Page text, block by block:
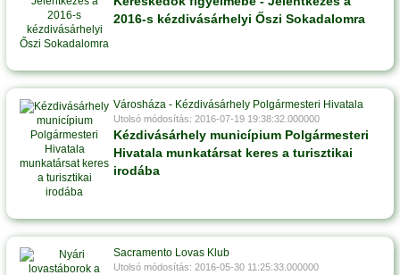
2016-s kézdivásárhelyi Őszi Sokadalomra
Városháza - Kézdivásárhely Polgármesteri Hivatala
Utolsó módosítás: 2016-07-19 19:38:32.000000
Kézdivásárhely municípium Polgármesteri
Hivatala munkatársat keres a turisztikai
irodába
Sacramento Lovas Klub
Utolsó módosítás: 2016-05-30 11:25:33.000000